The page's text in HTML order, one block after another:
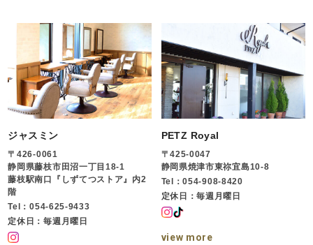
ジャスミン
〒426-0061
静岡県藤枝市田沼一丁目18-1
藤枝駅南口『しずてつストア』内2
階
Tel：054-625-9433
定休日：毎週月曜日
PETZ Royal
〒425-0047
静岡県焼津市東祢宜島10-8
Tel：054-908-8420
定休日：毎週月曜日
view more